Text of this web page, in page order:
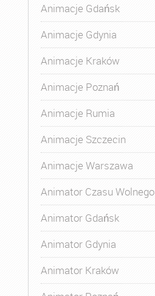
Animacje Gdańsk
Animacje Gdynia
Animacje Kraków
Animacje Poznań
Animacje Rumia
Animacje Szczecin
Animacje Warszawa
Animator Czasu Wolnego
Animator Gdańsk
Animator Gdynia
Animator Kraków